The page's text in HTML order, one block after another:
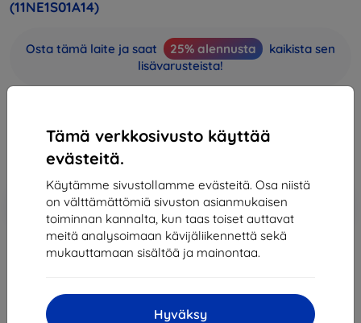
Tämä verkkosivusto käyttää
evästeitä.
Käytämme sivustollamme evästeitä. Osa niistä
on välttämättömiä sivuston asianmukaisen
toiminnan kannalta, kun taas toiset auttavat
meitä analysoimaan kävijäliikennettä sekä
mukauttamaan sisältöä ja mainontaa.
Hyväksy
(11NE1S01A14)
Osta tämä laite ja saat 25% alennusta
kaikista sen
lisävarusteista!
143,02 €
Hinta ilman ALV:tä115,34 €
-10%
Alennus kupongilla
EXTRA10
ostoskoriin
Loppuunmyyty